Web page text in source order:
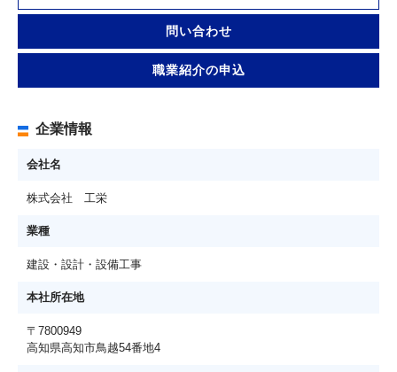
問い合わせ
職業紹介の申込
企業情報
会社名
株式会社 工栄
業種
建設・設計・設備工事
本社所在地
〒7800949
高知県高知市鳥越54番地4